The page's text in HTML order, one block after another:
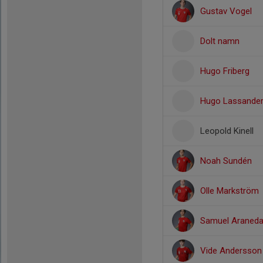
Gustav Vogel
Dolt namn
Hugo Friberg
Hugo Lassander
Leopold Kinell
Noah Sundén
Olle Markström
Samuel Araneda
Vide Andersson